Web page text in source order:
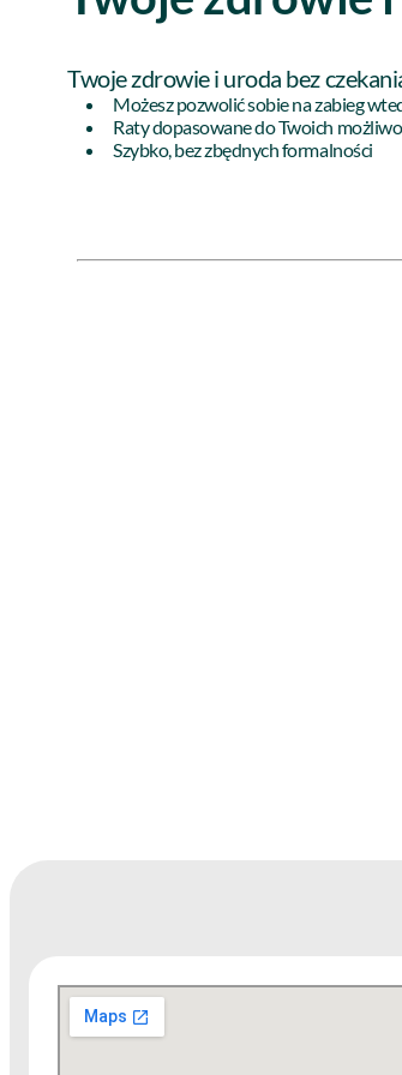
Twoje zdrowie i uroda bez
Możesz pozwolić sobie na zabieg
Raty dopasowane do Twoich
Szybko, bez zbędnych formalności